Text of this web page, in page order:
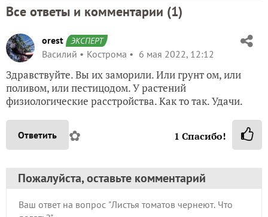
Все ответы и комментарии (1)
orest ЭКСПЕРТ
Василий Кострома 6 мая 2022, 12:12
Здравствуйте. Вы их заморили. Или грунт ом, или
поливом, или пестицодом. У растений
физиологические расстройства. Как то так. Удачи.
Ответить ✿ 1 Спасибо!
Пожалуйста, оставьте комментарий